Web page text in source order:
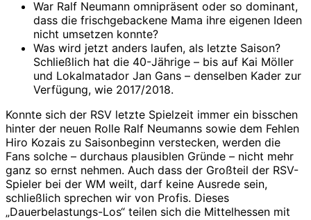
War Ralf Neumann omnipräsent oder so dominant,
dass die frischgebackene Mama ihre eigenen Ideen
nicht umsetzen konnte?
Was wird jetzt anders laufen, als letzte Saison?
Schließlich hat die 40-Jährige – bis auf Kai Möller
und Lokalmatador Jan Gans – denselben Kader zur
Verfügung, wie 2017/2018.
Konnte sich der RSV letzte Spielzeit immer ein bisschen
hinter der neuen Rolle Ralf Neumanns sowie dem Fehlen
Hiro Kozais zu Saisonbeginn verstecken, werden die
Fans solche – durchaus plausiblen Gründe – nicht mehr
ganz so ernst nehmen. Auch dass der Großteil der RSV-
Spieler bei der WM weilt, darf keine Ausrede sein,
schließlich sprechen wir von Profis. Dieses
„Dauerbelastungs-Los“ teilen sich die Mittelhessen mit